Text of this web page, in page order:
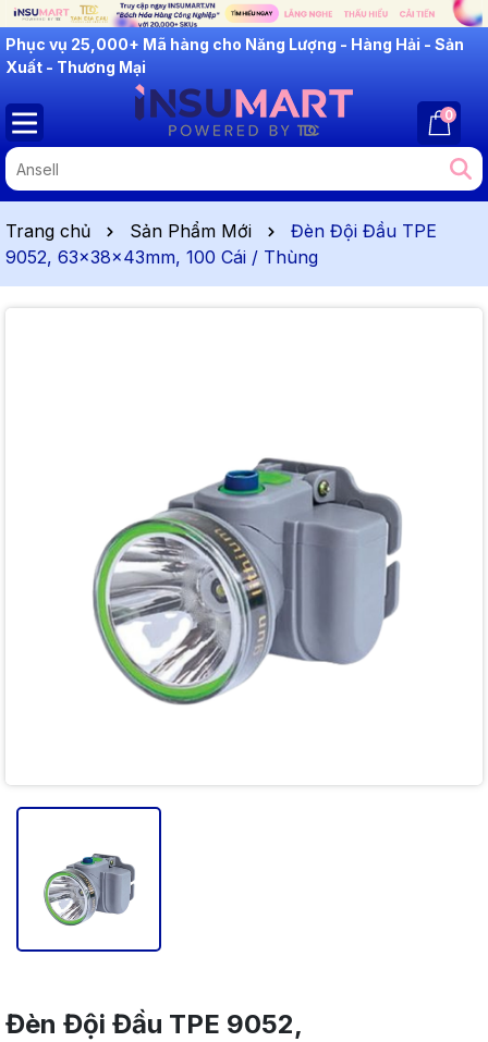
INSUMART: Lắng Nghe - Thấu Hiểu - Cải Tiến
0
Trang chủ Sản Phẩm Mới
Đèn Đội Đầu TPE
9052, 63x38x43mm, 100 Cái / Thùng
Đèn Đội Đầu TPE 9052,